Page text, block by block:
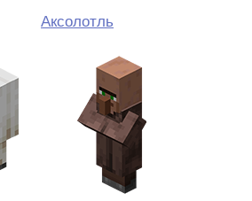
Аксолотль